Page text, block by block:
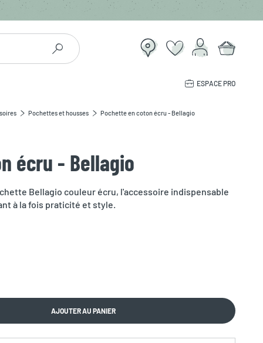
ESPACE PRO
Pochettes et housses Pochette en coton écru - Bellagio
écru - Bellagio
Bellagio couleur écru, l'accessoire indispensable
à la fois praticité et style.
AJOUTER AU PANIER